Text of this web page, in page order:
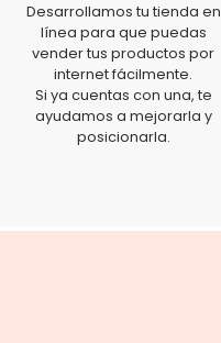
Desarrollamos tu tienda en
línea para que puedas
vender tus productos por
internet fácilmente.
Si ya cuentas con una, te
ayudamos a mejorarla y
posicionarla.